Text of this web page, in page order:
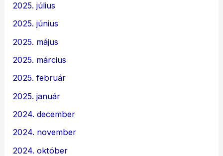
2025. július
2025. június
2025. május
2025. március
2025. február
2025. január
2024. december
2024. november
2024. október